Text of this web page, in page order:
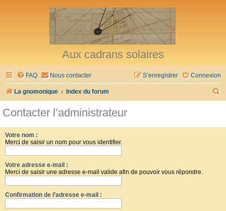
Aux cadrans solaires
FAQ Nous contacter Connexion
S’enregistrer
La gnomonique Index du forum
Contacter l’administrateur
Votre nom :
Merci de saisir un nom pour vous identifier.
Votre adresse e-mail :
Merci de saisir une adresse e-mail valide afin de pouvoir vous répondre.
Confirmation de l’adresse e-mail :